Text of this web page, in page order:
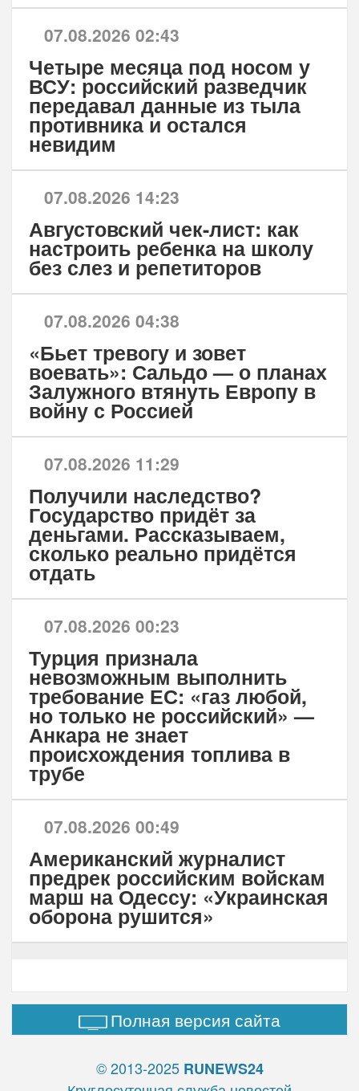
07.08.2026 02:43
Четыре месяца под носом у
ВСУ: российский разведчик
передавал данные из тыла
противника и остался
невидим
07.08.2026 14:23
Августовский чек-лист: как
настроить ребенка на школу
без слез и репетиторов
07.08.2026 04:38
«Бьет тревогу и зовет
воевать»: Сальдо — о планах
Залужного втянуть Европу в
войну с Россией
07.08.2026 11:29
Получили наследство?
Государство придёт за
деньгами. Рассказываем,
сколько реально придётся
отдать
07.08.2026 00:23
Турция признала
невозможным выполнить
требование ЕС: «газ любой,
но только не российский» —
Анкара не знает
происхождения топлива в
трубе
07.08.2026 00:49
Американский журналист
предрек российским войскам
марш на Одессу: «Украинская
оборона рушится»
Полная версия сайта
© 2013-2025 RUNEWS24